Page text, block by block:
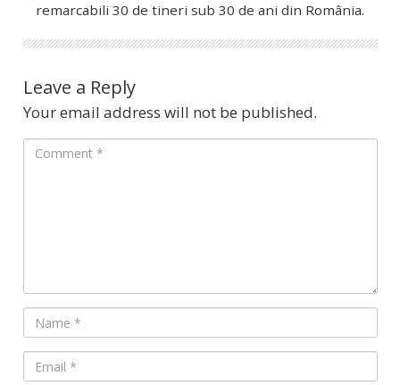
remarcabili 30 de tineri sub 30 de ani din România.
Leave a Reply
Your email address will not be published.